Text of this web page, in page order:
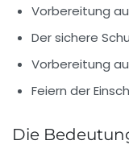
Vorbereitung
Der sichere
Vorbereitung
Feiern der
Die